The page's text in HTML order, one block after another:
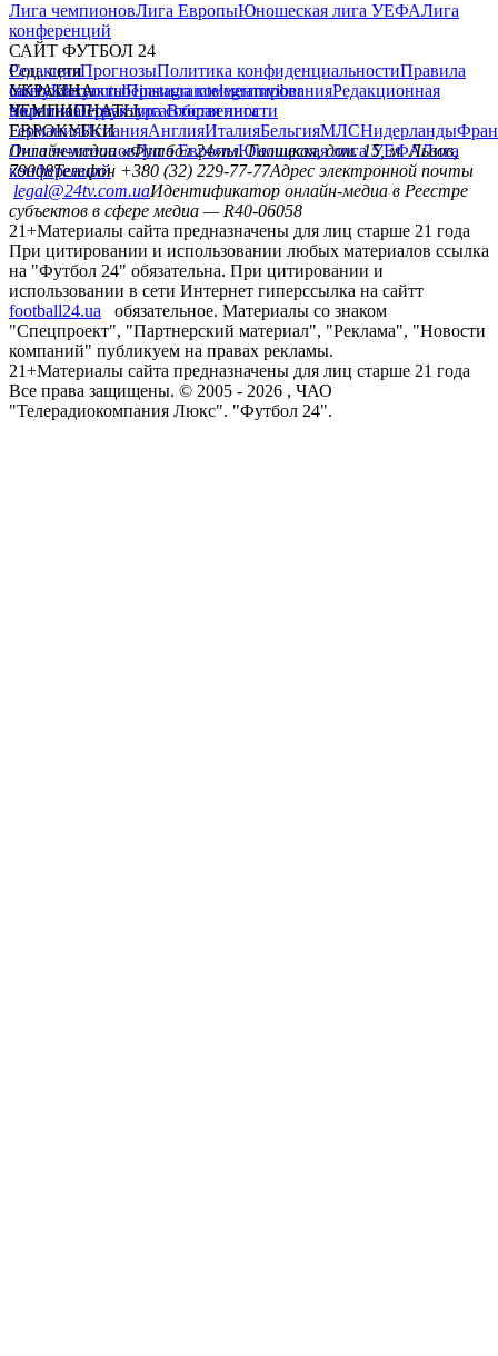
Лига чемпионовЛига ЕвропыЮношеская лига УЕФАЛига
конференций
САЙТ ФУТБОЛ 24
РедакцияПрогнозыПолитика конфиденциальностиПравила
сайтуКонтактыПравила комментированияРедакционная
политикаСтруктура собственности
Соц. сети
facebookxyoutubeinstagramtelegramviber
УКРАИНА
УкраинаПервая лигаВторая лига
ЧЕМПИОНАТЫ
ГерманияИспанияАнглияИталияБельгияМЛСНидерланды
ЕВРОКУБКИ
Лига чемпионовЛига ЕвропыЮношеская лига УЕФАЛига
конференций
Онлайн-медиа «Футбол 24»пл. Галицкая, дом. 15, м. Львов,
79008Телефон +380 (32) 229-77-77Адрес электронной почты
legal@24tv.com.uaИдентификатор онлайн-медиа в Реестре
субъектов в сфере медиа — R40-06058
21+Материалы сайта предназначены для лиц старше 21 года
При цитировании и использовании любых материалов ссылка
на "Футбол 24" обязательна. При цитировании и
использовании в сети Интернет гиперссылка на сайтт
football24.ua
обязательное. Материалы со знаком
"Спецпроект", "Партнерский материал", "Реклама", "Новости
компаний" публикуем на правах рекламы.
21+Материалы сайта предназначены для лиц старше 21 года
Все права защищены. © 2005 - 2026 , ЧАО
"Телерадиокомпания Люкс". "Футбол 24".